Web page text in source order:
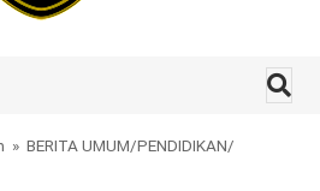
» BERITA UMUM/PENDIDIKAN/